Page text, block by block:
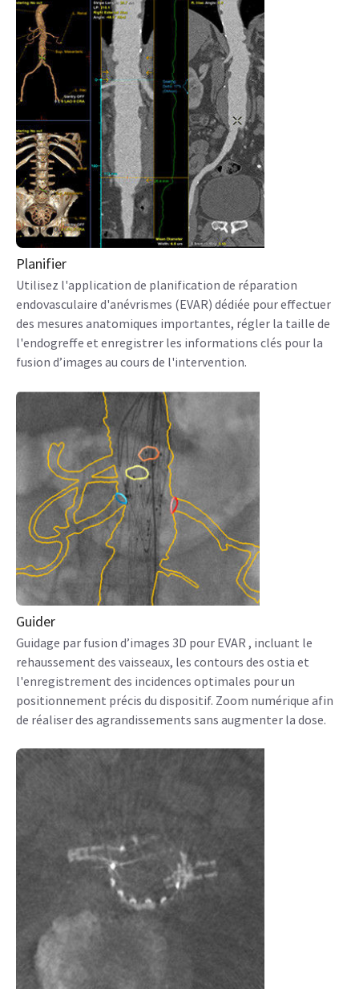
Planifier
Utilisez l'application de planification de réparation
endovasculaire d'anévrismes (EVAR) dédiée pour effectuer
des mesures anatomiques importantes, régler la taille de
l'endogreffe et enregistrer les informations clés pour la
fusion d’images au cours de l'intervention.
Guider
Guidage par fusion d’images 3D pour EVAR , incluant le
rehaussement des vaisseaux, les contours des ostia et
l'enregistrement des incidences optimales pour un
positionnement précis du dispositif. Zoom numérique afin
de réaliser des agrandissements sans augmenter la dose.